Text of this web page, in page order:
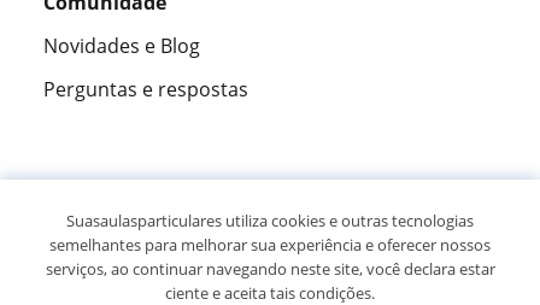
Novidades e Blog
Perguntas e respostas
305915opiniões de alunos
Suasaulasparticulares utiliza cookies e outras tecnologias
semelhantes para melhorar sua experiência e oferecer nossos
serviços, ao continuar navegando neste site, você declara estar
ciente e aceita tais condições.